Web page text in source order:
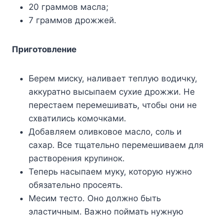
20 граммов масла;
7 граммов дрожжей.
Приготовление
Берем миску, наливает теплую водичку,
аккуратно высыпаем сухие дрожжи. Не
перестаем перемешивать, чтобы они не
схватились комочками.
Добавляем оливковое масло, соль и
сахар. Все тщательно перемешиваем для
растворения крупинок.
Теперь насыпаем муку, которую нужно
обязательно просеять.
Месим тесто. Оно должно быть
эластичным. Важно поймать нужную